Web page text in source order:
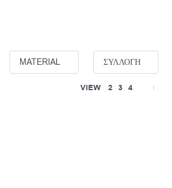
MATERIAL ΣΥΛΛΟΓΗ
VIEW 2 3 4